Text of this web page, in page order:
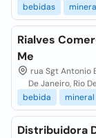
bebidas
Rialves
Me
rua Sgt Antonio
De Janeiro, Rio
bebida
mineral
Distribuidora